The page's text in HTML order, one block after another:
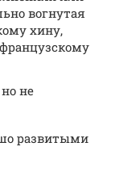
вогнутая
хину,
не
развитыми